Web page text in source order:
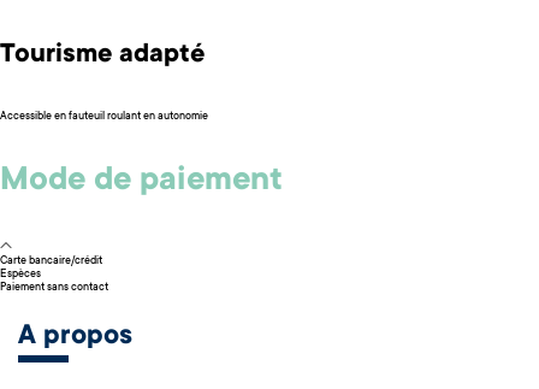
Tourisme adapté
Accessible en fauteuil roulant en autonomie
Mode de paiement
Carte bancaire/crédit
Espèces
Paiement sans contact
A propos